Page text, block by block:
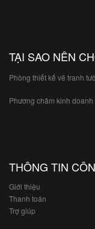
TẠI SAO NÊN
Phòng thiết kế vẽ tranh
Phương châm kinh doanh
THÔNG TIN
Giới thiệu
Thanh toán
Trợ giúp